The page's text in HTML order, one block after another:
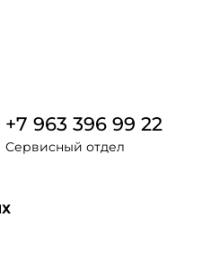
+7 963 396 99 22
Сервисный отдел